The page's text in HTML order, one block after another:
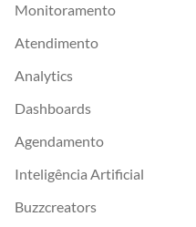
Monitoramento
Atendimento
Analytics
Dashboards
Agendamento
Inteligência Artificial
Buzzcreators